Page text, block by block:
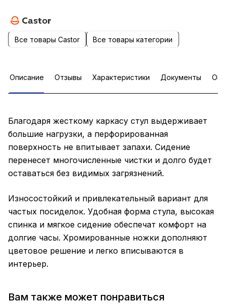
Все товары Castor Все товары категории
Описание Отзывы Характеристики Документы
Благодаря жесткому каркасу стул выдерживает
большие нагрузки, а перфорированная
поверхность не впитывает запахи. Сидение
перенесет многочисленные чистки и долго будет
оставаться без видимых загрязнений.
Износостойкий и привлекательный вариант для
частых посиделок. Удобная форма стула, высокая
спинка и мягкое сидение обеспечат комфорт на
долгие часы. Хромированные ножки дополняют
цветовое решение и легко вписываются в
интерьер.
Вам также может понравиться